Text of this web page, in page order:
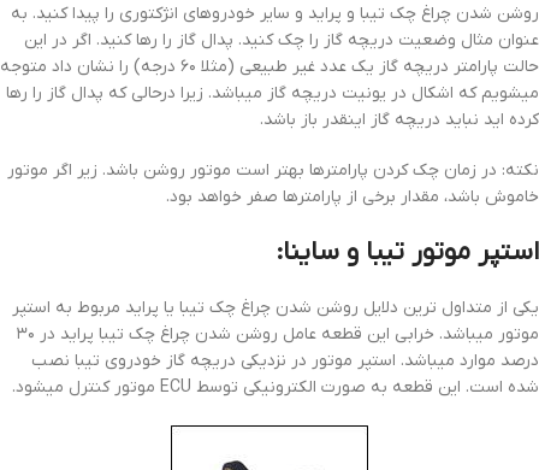
روشن شدن چراغ چک تیبا و پراید و سایر خودروهای انژکتوری را پیدا کنید. به
عنوان مثال وضعیت دریچه گاز را چک کنید. پدال گاز را رها کنید. اگر در این
حالت پارامتر دریچه گاز یک عدد غیر طبیعی (مثلا ۶۰ درجه) را نشان داد متوجه
میشویم که اشکال در یونیت دریچه گاز میباشد. زیرا درحالی که پدال گاز را رها
کرده اید نباید دریچه گاز اینقدر باز باشد.
نکته: در زمان چک کردن پارامترها بهتر است موتور روشن باشد. زیر اگر موتور
خاموش باشد، مقدار برخی از پارامترها صفر خواهد بود.
استپر موتور تیبا و ساینا:
یکی از متداول ترین دلایل روشن شدن چراغ چک تیبا یا پراید مربوط به استپر
موتور میباشد. خرابی این قطعه عامل روشن شدن چراغ چک تیبا پراید در ۳۰
درصد موارد میباشد. استپر موتور در نزدیکی دریچه گاز خودروی تیبا نصب
شده است. این قطعه به صورت الکترونیکی توسط ECU موتور کنترل میشود.